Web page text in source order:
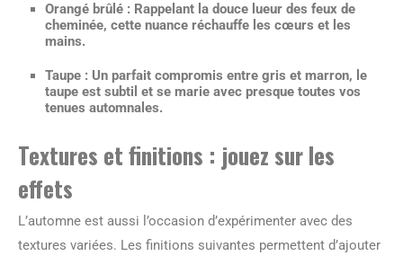
Orangé brûlé : Rappelant la douce lueur des feux de
cheminée, cette nuance réchauffe les cœurs et les
mains.
Taupe : Un parfait compromis entre gris et marron, le
taupe est subtil et se marie avec presque toutes vos
tenues automnales.
Textures et finitions : jouez sur les
effets
L’automne est aussi l’occasion d’expérimenter avec des
textures variées. Les finitions suivantes permettent d’ajouter